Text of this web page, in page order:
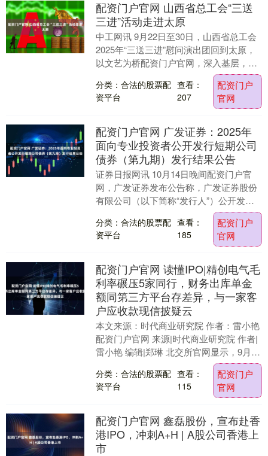
配资门户官网 山西省总工会“三送
三进”活动走进太原
中工网讯 9月22日至30日，山西省总工会
2025年“三送三进”慰问演出团回到太原，
以文艺为桥配资门户官网，深入基层，传
播党的声音，弘扬劳模精神，为太原市广
大职....
分类：合法的股票配
资平台
查看：
207
配资门户
官网
配资门户官网 广发证券：2025年
面向专业投资者公开发行短期公司
债券（第九期）发行结果公告
证券日报网讯 10月14日晚间配资门户官
网，广发证券发布公告称，广发证券股份
有限公司（以下简称“发行人”）公开发行
面值余额不超过人民币300亿元短期公司
债券已获....
分类：合法的股票配
资平台
查看：
185
配资门户
官网
配资门户官网 读懂IPO|精创电气毛
利率碾压5家同行，财务出库单金
额同第三方平台存差异，与一家客
户应收款现信披疑云
本文来源：时代商业研究院 作者：雷小艳
配资门户官网 来源|时代商业研究院 作者|
雷小艳 编辑|郑琳 北交所官网显示，9月4
日，江苏省精创电气股份有限公司（下
称“....
分类：合法的股票配
资平台
查看：
115
配资门户
官网
配资门户官网 鑫磊股份，宣布赴香
港IPO，冲刺A+H | A股公司香港上
市